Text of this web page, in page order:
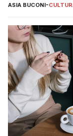
ASIA BUCONI-